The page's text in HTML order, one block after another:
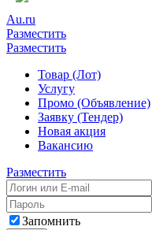
Au.ru
Разместить
Разместить
Товар (Лот)
Услугу
Промо (Объявление)
Заявку (Тендер)
Новая акция
Вакансию
Разместить
Запомнить